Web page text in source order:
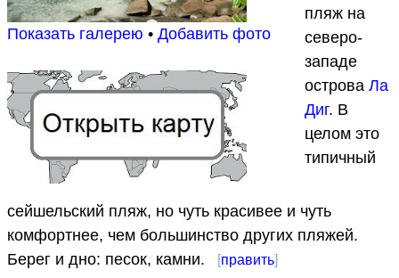
Показать галерею • Добавить фото
пляж на
северо-
западе
острова Ла
Диг. В
целом это
типичный
сейшельский пляж, но чуть красивее и чуть
комфортнее, чем большинство других пляжей.
Берег и дно: песок, камни.
[править]